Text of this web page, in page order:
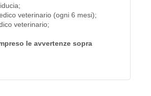
veterinario (ogni 6 mesi);
veterinario;
le avvertenze sopra